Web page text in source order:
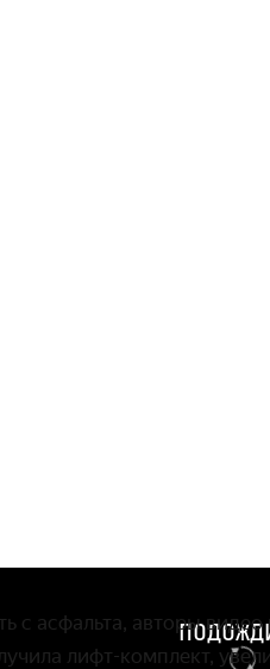
с асфальта, авторы
лифт-комплект,